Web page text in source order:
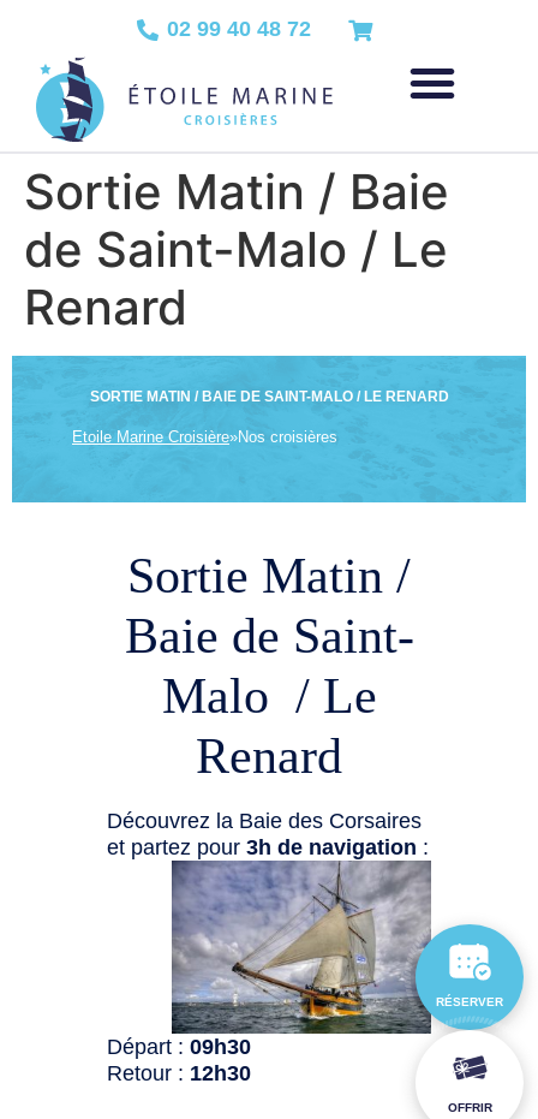
02 99 40 48 72
Sortie Matin / Baie
de Saint-Malo / Le
Renard
SORTIE MATIN / BAIE DE SAINT-MALO / LE RENARD
Etoile Marine Croisière»Nos croisières
Sortie Matin /
Baie de Saint-
Malo / Le
Renard
Découvrez la Baie des Corsaires
et partez pour3h de navigation :
Départ :09h30
Retour : 12h30
RÉSERVER
OFFRIR